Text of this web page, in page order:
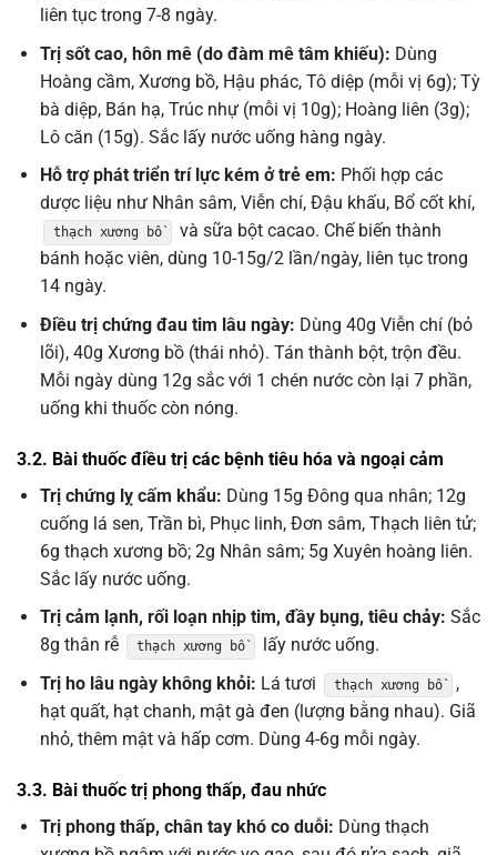
liên tục trong 7-8 ngày.
Trị sốt cao, hôn mê (do đàm mê tâm khiếu): Dùng
Hoàng cầm, Xương bồ, Hậu phác, Tô diệp (mỗi vị 6g); Tỳ
bà diệp, Bán hạ, Trúc nhự (mỗi vị 10g); Hoàng liên (3g);
Lô căn (15g). Sắc lấy nước uống hàng ngày.
Hỗ trợ phát triển trí lực kém ở trẻ em: Phối hợp các
dược liệu như Nhân sâm, Viễn chí, Đậu khấu, Bổ cốt khí,
thạch xương bồ
và sữa bột cacao. Chế biến thành
bánh hoặc viên, dùng 10-15g/2 lần/ngày, liên tục trong
14 ngày.
Điều trị chứng đau tim lâu ngày: Dùng 40g Viễn chí (bỏ
lõi), 40g Xương bồ (thái nhỏ). Tán thành bột, trộn đều.
Mỗi ngày dùng 12g sắc với 1 chén nước còn lại 7 phần,
uống khi thuốc còn nóng.
3.2. Bài thuốc điều trị các bệnh tiêu hóa và ngoại cảm
Trị chứng lỵ cấm khẩu: Dùng 15g Đông qua nhân; 12g
cuống lá sen, Trần bì, Phục linh, Đơn sâm, Thạch liên tử;
6g thạch xương bồ; 2g Nhân sâm; 5g Xuyên hoàng liên.
Sắc lấy nước uống.
Trị cảm lạnh, rối loạn nhịp tim, đầy bụng, tiêu chảy: Sắc
8g thân rễ
thạch xương bồ
lấy nước uống.
Trị ho lâu ngày không khỏi: Lá tươi thạch xương bồ
,
hạt quất, hạt chanh, mật gà đen (lượng bằng nhau). Giã
nhỏ, thêm mật và hấp cơm. Dùng 4-6g mỗi ngày.
3.3. Bài thuốc trị phong thấp, đau nhức
Trị phong thấp, chân tay khó co duỗi: Dùng thạch